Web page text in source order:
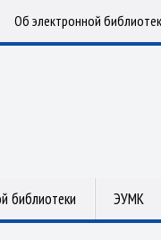
Об электронной
библиотеки ЭУМК